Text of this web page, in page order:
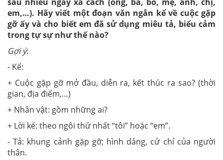
em,…). Hãy viết một đoạn văn ngắn kể về cuộc gặp
gỡ ấy và cho biết em đã sử dụng miêu tả, biểu cảm
trong tự sự như thế nào?
Gợi ý:
- Kể:
+ Cuộc gặp gỡ mở đầu, diễn ra, kết thúc ra sao? (thời
gian, địa điểm,…)
+ Nhân vật: gồm những ai?
+ Lời kể: theo ngôi thứ nhất “tôi” hoặc “em”.
- Tả: khung cảnh gặp gỡ; hình dáng, cử chỉ của người
thân.